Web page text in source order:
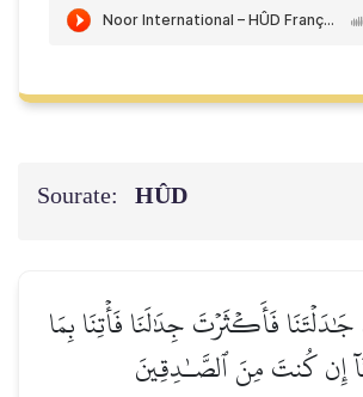
Sourate: HÛD
جَٰدَلۡتَنَا فَأَكۡثَرۡتَ جِدَٰلَنَا فَأۡتِنَا بِمَا
إِن كُنتَ مِنَ ٱلصَّـٰدِقِينَ